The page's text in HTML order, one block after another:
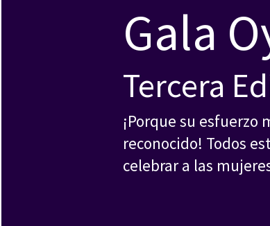
Gala
Tercera
¡Porque su esfuerzo
reconocido! Todos
celebrar a las